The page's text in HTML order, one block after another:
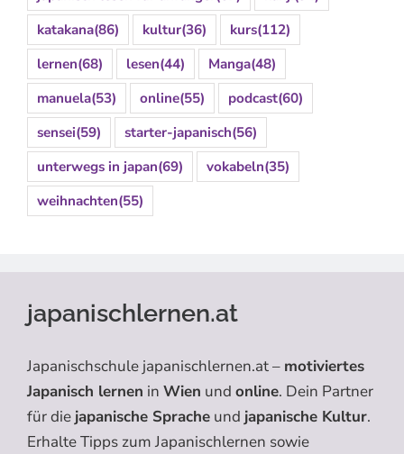
katakana(86) kultur(36) kurs(112)
lernen(68) lesen(44) Manga(48)
manuela(53) online(55) podcast(60)
sensei(59) starter-japanisch(56)
unterwegs in japan(69) vokabeln(35)
weihnachten(55)
japanischlernen.at
Japanischschule japanischlernen.at – motiviertes
Japanisch lernen in Wien und online. Dein Partner
für die japanische Sprache und japanische Kultur.
Erhalte Tipps zum Japanischlernen sowie